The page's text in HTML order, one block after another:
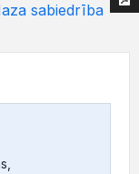
sabiedrība